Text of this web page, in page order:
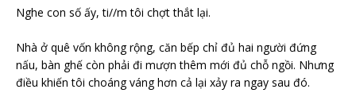
Nghe con số ấy, ti//m tôi chợt thắt lại.
Nhà ở quê vốn không rộng, căn bếp chỉ đủ hai người đứng
nấu, bàn ghế còn phải đi mượn thêm mới đủ chỗ ngồi. Nhưng
điều khiến tôi choáng váng hơn cả lại xảy ra ngay sau đó.